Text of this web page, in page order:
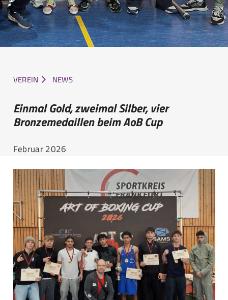
VEREIN NEWS
Einmal Gold, zweimal Silber, vier
Bronzemedaillen beim AoB Cup
Februar 2026